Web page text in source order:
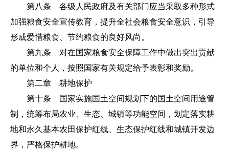
第八条 各级人民政府及有关部门应当采取多种形式
加强粮食安全宣传教育，提升全社会粮食安全意识，引导
形成爱惜粮食、节约粮食的良好风尚。
第九条 对在国家粮食安全保障工作中做出突出贡献
的单位和个人，按照国家有关规定给予表彰和奖励。
第二章 耕地保护
第十条 国家实施国土空间规划下的国土空间用途管
制，统筹布局农业、生态、城镇等功能空间，划定落实耕
地和永久基本农田保护红线、生态保护红线和城镇开发边
界，严格保护耕地。